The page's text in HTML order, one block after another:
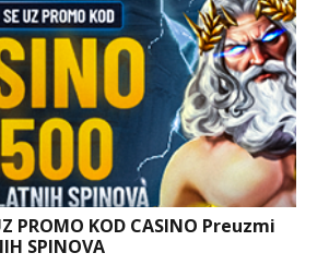
PROMO KOD CASINO Preuzmi
SPINOVA